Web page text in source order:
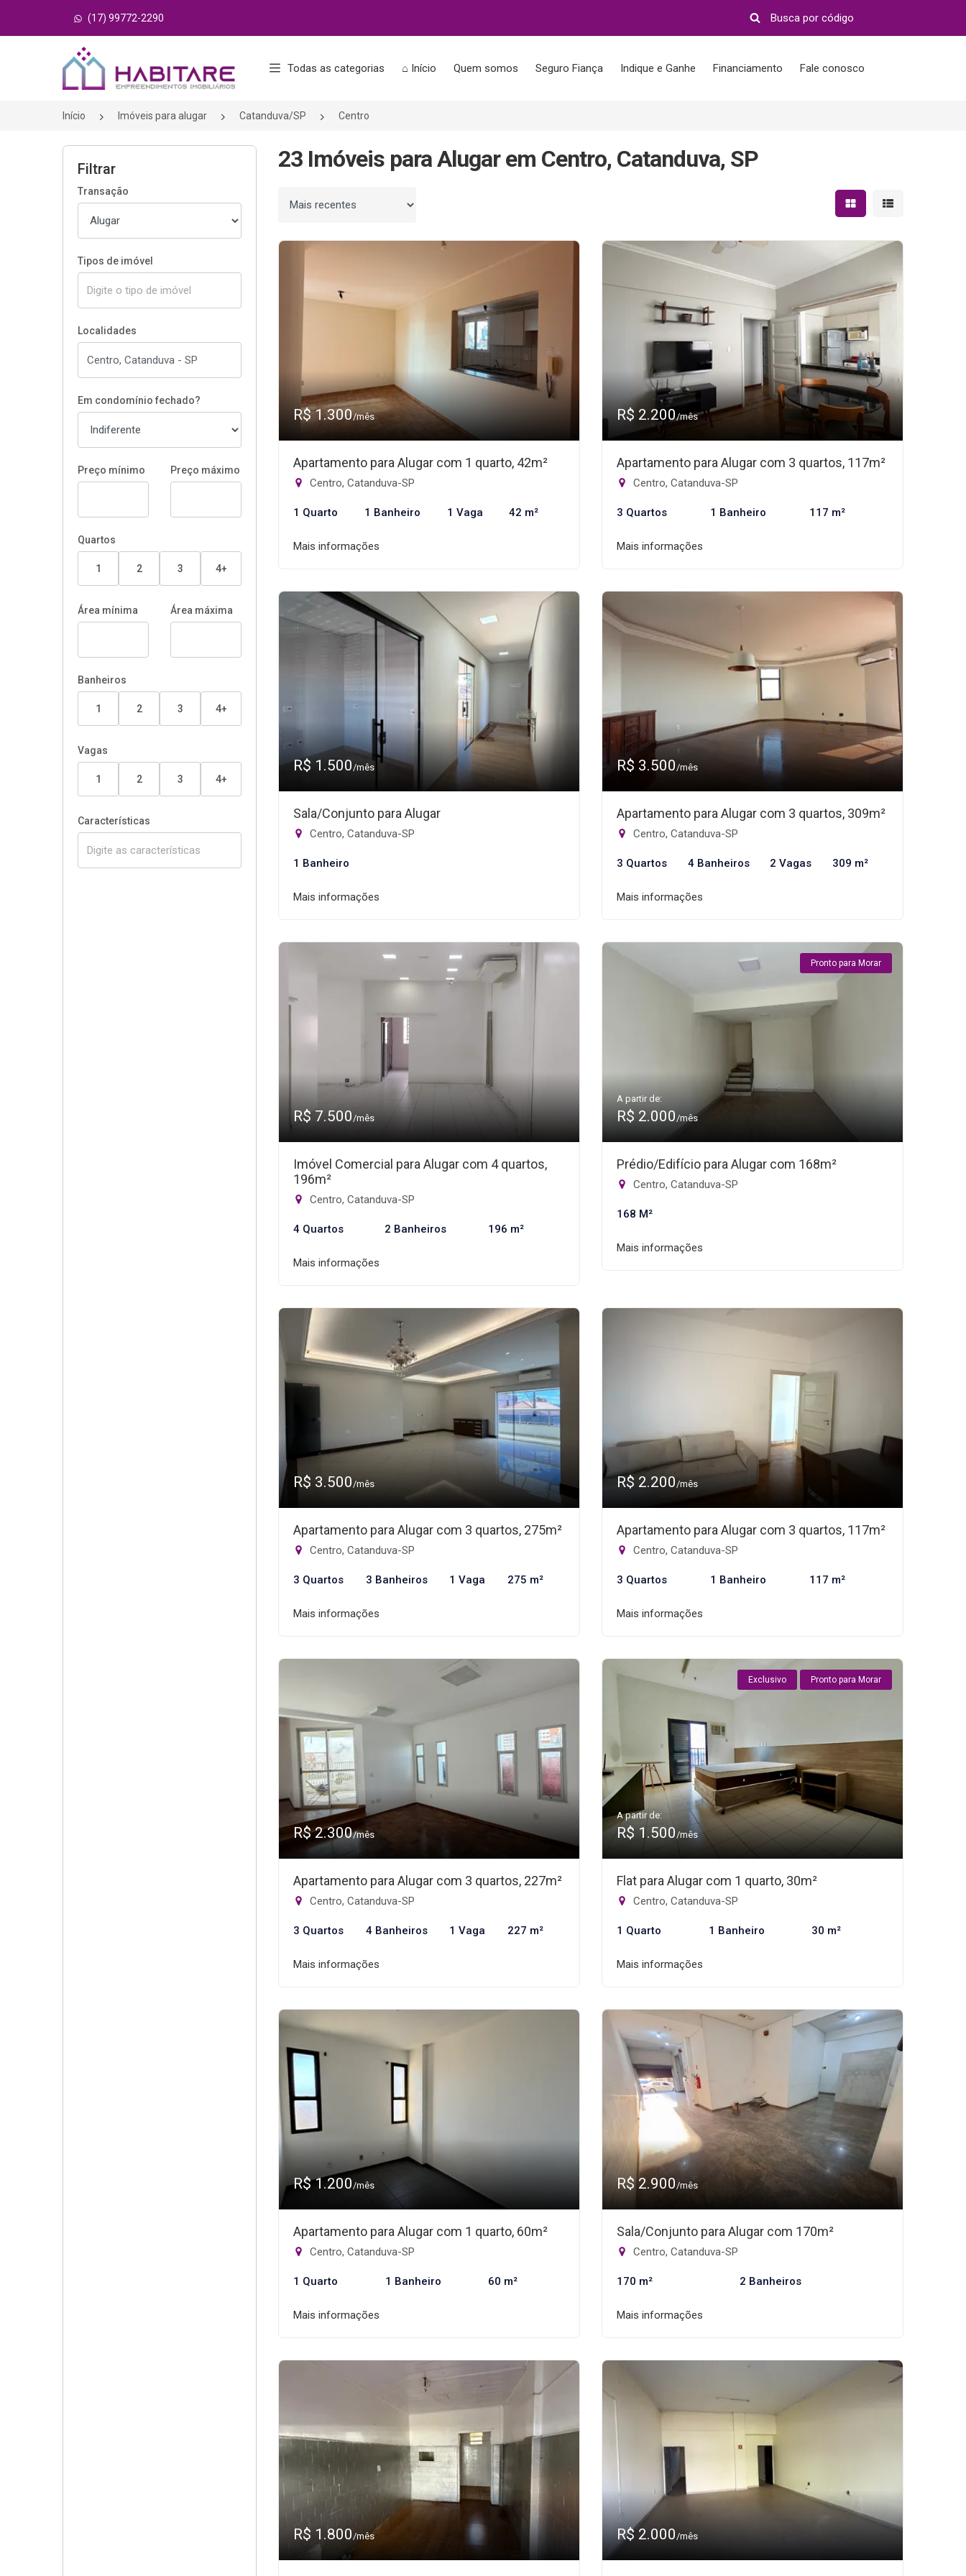
(17) 99772-2290
Página inicial
Todas as categorias ⌂ Início Quem somos Seguro Fiança Indique e Ganhe Financiamento Fale conosco
Início Imóveis para alugar Catanduva/SP Centro
Filtrar
Transação
Tipos de imóvel
Localidades
Em condomínio fechado?
Preço mínimo Preço máximo
Quartos
1 2 3 4+
Área mínima Área máxima
Banheiros
1 2 3 4+
Vagas
1 2 3 4+
Características
23 Imóveis para Alugar em Centro, Catanduva, SP
Ordenar por Mostrar resultados em
Mostrar
R$ 1.300/mês
Apartamento para Alugar com 1 quarto, 42m²
Centro, Catanduva-SP
1 Quarto 1 Banheiro 1 Vaga 42 m²
Mais informações
R$ 2.200/mês
Apartamento para Alugar com 3 quartos, 117m²
Centro, Catanduva-SP
3 Quartos 1 Banheiro 117 m²
Mais informações
R$ 1.500/mês
Sala/Conjunto para Alugar
Centro, Catanduva-SP
1 Banheiro
Mais informações
R$ 3.500/mês
Apartamento para Alugar com 3 quartos, 309m²
Centro, Catanduva-SP
3 Quartos 4 Banheiros 2 Vagas 309 m²
Mais informações
R$ 7.500/mês
Imóvel Comercial para Alugar com 4 quartos,
196m²
Centro, Catanduva-SP
4 Quartos 2 Banheiros 196 m²
Mais informações
Pronto para Morar
A partir de:
R$ 2.000/mês
Prédio/Edifício para Alugar com 168m²
Centro, Catanduva-SP
168 M²
Mais informações
R$ 3.500/mês
Apartamento para Alugar com 3 quartos, 275m²
Centro, Catanduva-SP
3 Quartos 3 Banheiros 1 Vaga 275 m²
Mais informações
R$ 2.200/mês
Apartamento para Alugar com 3 quartos, 117m²
Centro, Catanduva-SP
3 Quartos 1 Banheiro 117 m²
Mais informações
R$ 2.300/mês
Apartamento para Alugar com 3 quartos, 227m²
Centro, Catanduva-SP
3 Quartos 4 Banheiros 1 Vaga 227 m²
Mais informações
Exclusivo Pronto para Morar
A partir de:
R$ 1.500/mês
Flat para Alugar com 1 quarto, 30m²
Centro, Catanduva-SP
1 Quarto 1 Banheiro 30 m²
Mais informações
R$ 1.200/mês
Apartamento para Alugar com 1 quarto, 60m²
Centro, Catanduva-SP
1 Quarto 1 Banheiro 60 m²
Mais informações
R$ 2.900/mês
Sala/Conjunto para Alugar com 170m²
Centro, Catanduva-SP
170 m² 2 Banheiros
Mais informações
R$ 1.800/mês R$ 2.000/mês